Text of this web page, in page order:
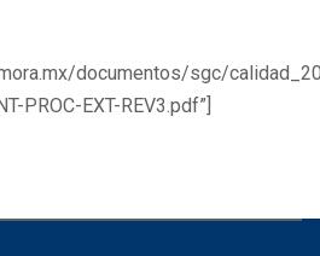
documentos/sgc/
PROC-EXT-REV3.pdf”]